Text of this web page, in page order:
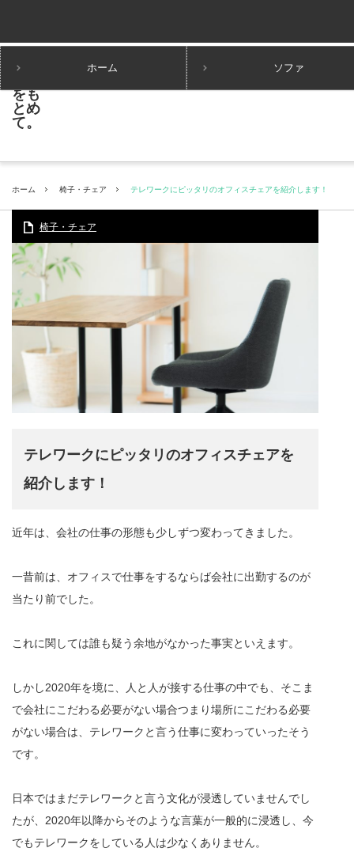
ホーム ソファ
ホーム 椅子・チェア テレワークにピッタリのオフィスチェアを紹介します！
椅子・チェア
テレワークにピッタリのオフィスチェアを
紹介します！
近年は、会社の仕事の形態も少しずつ変わってきました。
一昔前は、オフィスで仕事をするならば会社に出勤するのが
当たり前でした。
これに関しては誰も疑う余地がなかった事実といえます。
しかし2020年を境に、人と人が接する仕事の中でも、そこま
で会社にこだわる必要がない場合つまり場所にこだわる必要
がない場合は、テレワークと言う仕事に変わっていったそう
です。
日本ではまだテレワークと言う文化が浸透していませんでし
たが、2020年以降からそのような言葉が一般的に浸透し、今
でもテレワークをしている人は少なくありません。